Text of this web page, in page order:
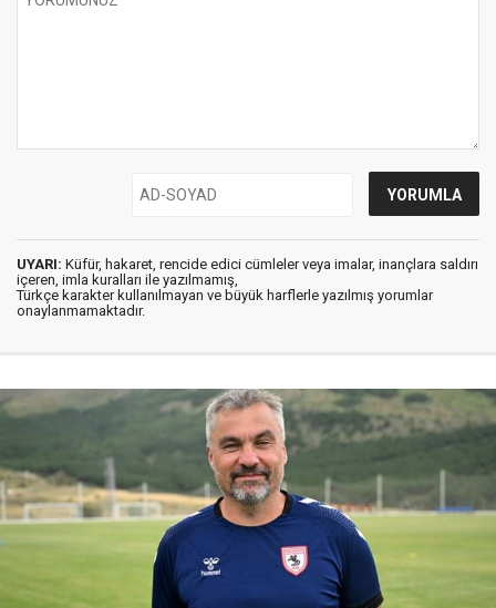
UYARI: Küfür, hakaret, rencide edici cümleler veya imalar, inançlara saldırı
içeren, imla kuralları ile yazılmamış,
Türkçe karakter kullanılmayan ve büyük harflerle yazılmış yorumlar
onaylanmamaktadır.